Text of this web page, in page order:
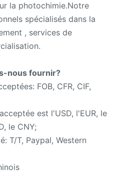
la photochimie.Notre
spécialisés dans la
, services de
nous fournir?
FOB, CFR, CIF,
est l'USD, l'EUR, le
le CNY;
T/T, Paypal, Western